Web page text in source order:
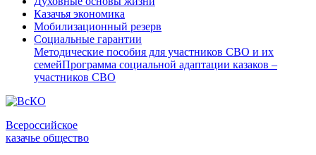
Казачья экономика
Мобилизационный резерв
Социальные гарантии
Методические пособия для участников СВО и их
семейПрограмма социальной адаптации казаков –
участников СВО
Всероссийское
казачье общество